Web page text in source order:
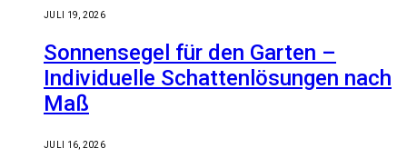
JULI 19, 2026
Sonnensegel für den Garten –
Individuelle Schattenlösungen nach
Maß
JULI 16, 2026